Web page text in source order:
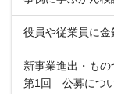
役員や従業員に
新事業進出・も
第1回 公募につ